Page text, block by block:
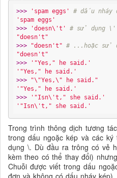
>>> 'spam eggs'
# dấu nháy
'spam eggs'
>>>
'doesn\'t'
# sử dụng
"doesn't"
>>>
"doesn't" # ...hoặc sử
"doesn't"
>>>
'"Yes," he said.'
'"Yes," he said.'
>>>
"\"Yes,\" he said."
'"Yes," he said.'
>>>
'"Isn\'t," she said.'
'"Isn\'t," she said.'
Trong trình thông dịch tương
trong dấu ngoặc kép và các
dụng \. Dù đầu ra trông có vẻ
kèm theo có thể thay đổi)
Chuỗi được viết trong dấu
đơn và không có dấu nháy